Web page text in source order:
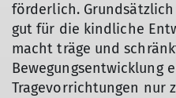
förderlich.
gut für die kindliche
macht träge und
Bewegungsentwicklung
Tragevorrichtungen nur